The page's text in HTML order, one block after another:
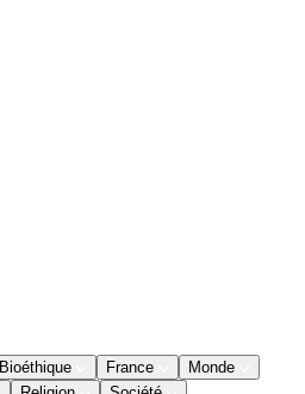
Bioéthique France
Monde